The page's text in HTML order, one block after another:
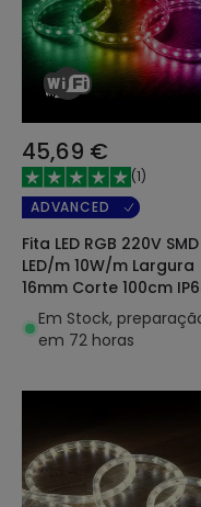
45,69 €
(1)
ADVANCED
Fita LED RGB 220V
LED/m 10W/m Largura
16mm Corte 100cm
Controle WiFi
Em Stock,
em 72 horas